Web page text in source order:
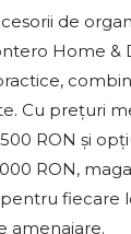
de
Home &
Cu prețuri
RON și
RON,
fiecare
amenajare.